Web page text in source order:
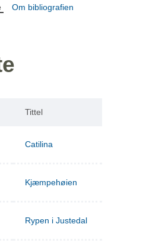
Om bibliografien
Tittel
Catilina
Kjæmpehøien
Rypen i Justedal